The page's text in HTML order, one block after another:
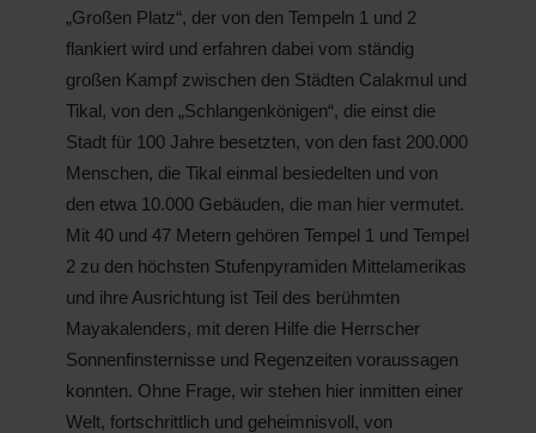
„Großen Platz“, der von den Tempeln 1 und 2
flankiert wird und erfahren dabei vom ständig
großen Kampf zwischen den Städten Calakmul und
Tikal, von den „Schlangenkönigen“, die einst die
Stadt für 100 Jahre besetzten, von den fast 200.000
Menschen, die Tikal einmal besiedelten und von
den etwa 10.000 Gebäuden, die man hier vermutet.
Mit 40 und 47 Metern gehören Tempel 1 und Tempel
2 zu den höchsten Stufenpyramiden Mittelamerikas
und ihre Ausrichtung ist Teil des berühmten
Mayakalenders, mit deren Hilfe die Herrscher
Sonnenfinsternisse und Regenzeiten voraussagen
konnten. Ohne Frage, wir stehen hier inmitten einer
Welt, fortschrittlich und geheimnisvoll, von